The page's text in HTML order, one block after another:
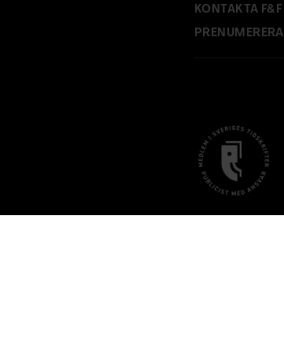
KONTAKTA F&F
PRENUMERERA